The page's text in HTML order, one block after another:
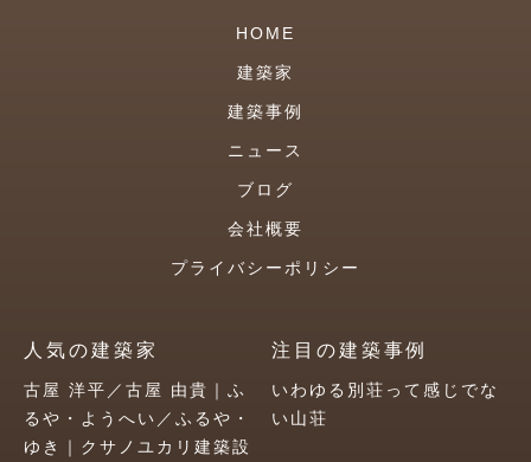
HOME
建築家
建築事例
ニュース
ブログ
会社概要
プライバシーポリシー
人気の建築家
古屋 洋平／古屋 由貴｜ふ
るや・ようへい／ふるや・
ゆき｜クサノユカリ建築設
注目の建築事例
いわゆる別荘って感じでな
い山荘